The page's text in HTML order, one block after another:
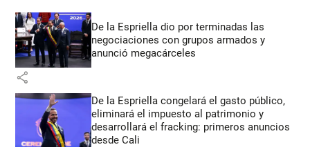
De la Espriella dio por terminadas las
negociaciones con grupos armados y
anunció megacárceles
share
De la Espriella congelará el gasto público,
eliminará el impuesto al patrimonio y
desarrollará el fracking: primeros anuncios
desde Cali